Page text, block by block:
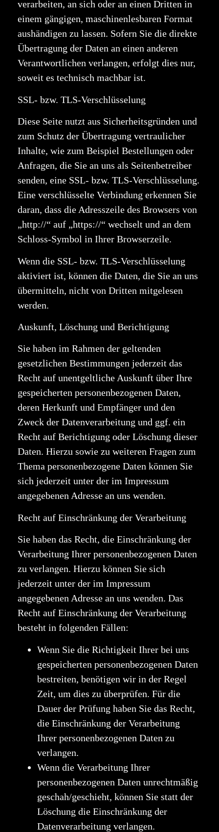
verarbeiten, an sich oder an einen Dritten in
einem gängigen, maschinenlesbaren Format
aushändigen zu lassen. Sofern Sie die direkte
Übertragung der Daten an einen anderen
Verantwortlichen verlangen, erfolgt dies nur,
soweit es technisch machbar ist.
SSL- bzw. TLS-Verschlüsselung
Diese Seite nutzt aus Sicherheitsgründen und
zum Schutz der Übertragung vertraulicher
Inhalte, wie zum Beispiel Bestellungen oder
Anfragen, die Sie an uns als Seitenbetreiber
senden, eine SSL- bzw. TLS-Verschlüsselung.
Eine verschlüsselte Verbindung erkennen Sie
daran, dass die Adresszeile des Browsers von
„http://“ auf „https://“ wechselt und an dem
Schloss-Symbol in Ihrer Browserzeile.
Wenn die SSL- bzw. TLS-Verschlüsselung
aktiviert ist, können die Daten, die Sie an uns
übermitteln, nicht von Dritten mitgelesen
werden.
Auskunft, Löschung und Berichtigung
Sie haben im Rahmen der geltenden
gesetzlichen Bestimmungen jederzeit das
Recht auf unentgeltliche Auskunft über Ihre
gespeicherten personenbezogenen Daten,
deren Herkunft und Empfänger und den
Zweck der Datenverarbeitung und ggf. ein
Recht auf Berichtigung oder Löschung dieser
Daten. Hierzu sowie zu weiteren Fragen zum
Thema personenbezogene Daten können Sie
sich jederzeit unter der im Impressum
angegebenen Adresse an uns wenden.
Recht auf Einschränkung der Verarbeitung
Sie haben das Recht, die Einschränkung der
Verarbeitung Ihrer personenbezogenen Daten
zu verlangen. Hierzu können Sie sich
jederzeit unter der im Impressum
angegebenen Adresse an uns wenden. Das
Recht auf Einschränkung der Verarbeitung
besteht in folgenden Fällen:
Wenn Sie die Richtigkeit Ihrer bei uns
gespeicherten personenbezogenen Daten
bestreiten, benötigen wir in der Regel
Zeit, um dies zu überprüfen. Für die
Dauer der Prüfung haben Sie das Recht,
die Einschränkung der Verarbeitung
Ihrer personenbezogenen Daten zu
verlangen.
Wenn die Verarbeitung Ihrer
personenbezogenen Daten unrechtmäßig
geschah/geschieht, können Sie statt der
Löschung die Einschränkung der
Datenverarbeitung verlangen.